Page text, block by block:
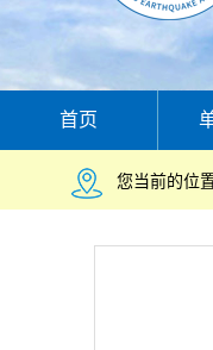
首页
您当前的位